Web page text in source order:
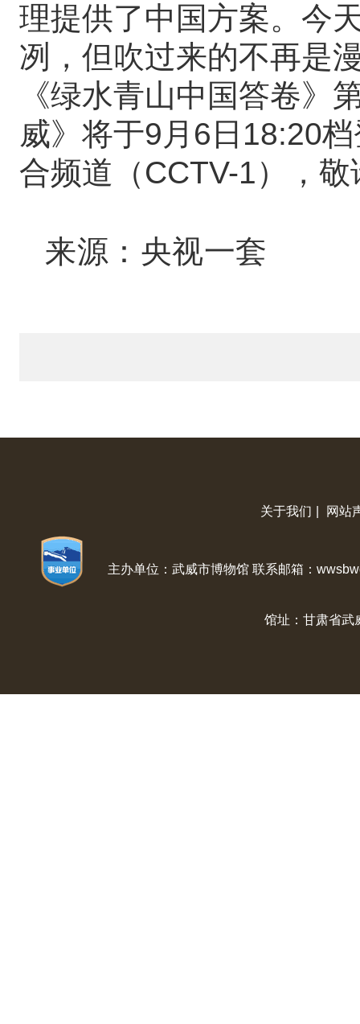
理提供了中国方案。今
冽，但吹过来的不再是
《绿水青山中国答卷》
威》将于9月6日18:20
合频道（CCTV-1），
来源：央视一套
关于我们 网站
主办单位：武威市博物馆 联系邮箱：
馆址：甘肃省武